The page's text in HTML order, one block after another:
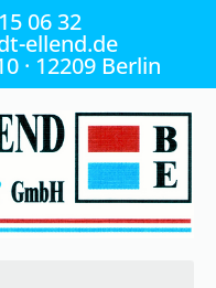
06 32
ellend.de
· 12209 Berlin